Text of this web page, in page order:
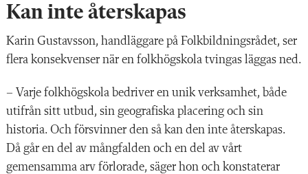
Kan inte återskapas
Karin Gustavsson, handläggare på Folkbildningsrådet, ser
flera konsekvenser när en folkhögskola tvingas läggas ned.
– Varje folkhögskola bedriver en unik verksamhet, både
utifrån sitt utbud, sin geografiska placering och sin
historia. Och försvinner den så kan den inte återskapas.
Då går en del av mångfalden och en del av vårt
gemensamma arv förlorade, säger hon och konstaterar